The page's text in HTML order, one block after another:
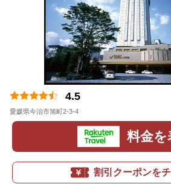
4.5
愛媛県今治市旭町2-3-4
料金を
割引クーポンを